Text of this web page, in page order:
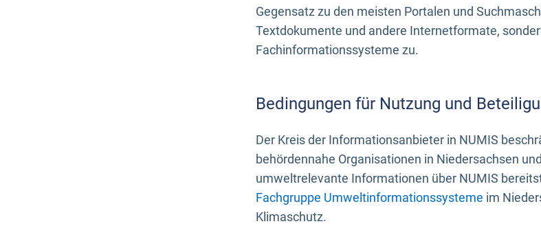
Gegensatz zu den meisten Portalen und
Textdokumente und andere Internetformate,
Fachinformationssysteme zu.
Bedingungen für Nutzung und
Der Kreis der Informationsanbieter in NUMIS
behördennahe Organisationen in Niedersachsen
umweltrelevante Informationen über NUMIS
Fachgruppe Umweltinformationssysteme im
Klimaschutz.